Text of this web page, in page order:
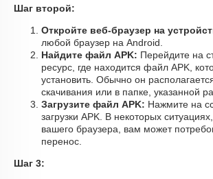
Шаг второй:
Откройте веб-браузер на
любой браузер на Android.
Найдите файл APK: Перейдите на
ресурс, где находится файл APK,
установить. Обычно он
скачивания или в папке, указанной
Загрузите файл APK: Нажмите на
загрузки APK. В некоторых
вашего браузера, вам может
перенос.
Шаг 3: